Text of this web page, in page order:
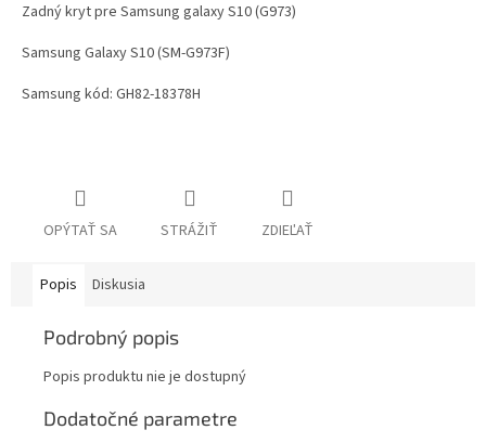
Zadný kryt pre Samsung galaxy S10 (G973)
Samsung Galaxy S10 (SM-G973F)
Samsung kód: GH82-18378H
OPÝTAŤ SA STRÁŽIŤ ZDIEĽAŤ
Popis Diskusia
Podrobný popis
Popis produktu nie je dostupný
Dodatočné parametre